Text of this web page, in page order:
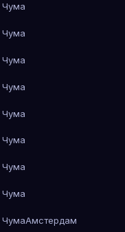
Амстердам